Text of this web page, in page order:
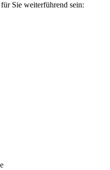
Sie weiterführend sein: